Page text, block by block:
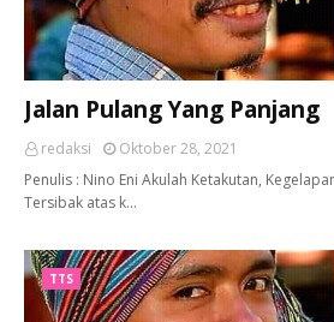
Jalan Pulang Yang Panjang
redaksi
Oktober 28, 2021
Penulis : Nino Eni Akulah Ketakutan,
Tersibak atas k…
TTS